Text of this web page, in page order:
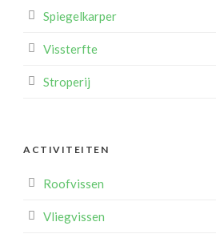
Spiegelkarper
Vissterfte
Stroperij
ACTIVITEITEN
Roofvissen
Vliegvissen